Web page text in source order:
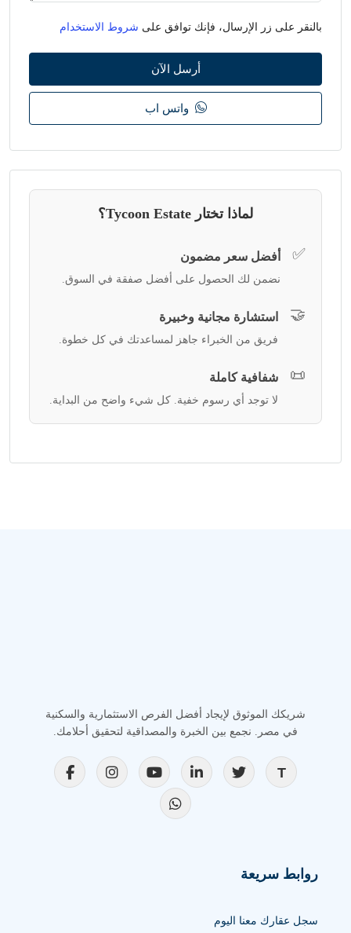
بالنقر على زر الإرسال، فإنك توافق على شروط الاستخدام
أرسل الآن
واتس اب
لماذا تختار Tycoon Estate؟
✅ أفضل سعر مضمون
نضمن لك الحصول على أفضل صفقة في السوق.
🤝 استشارة مجانية وخبيرة
فريق من الخبراء جاهز لمساعدتك في كل خطوة.
📜 شفافية كاملة
لا توجد أي رسوم خفية. كل شيء واضح من البداية.
شريكك الموثوق لإيجاد أفضل الفرص الاستثمارية والسكنية
في مصر. نجمع بين الخبرة والمصداقية لتحقيق أحلامك.
روابط سريعة
سجل عقارك معنا اليوم